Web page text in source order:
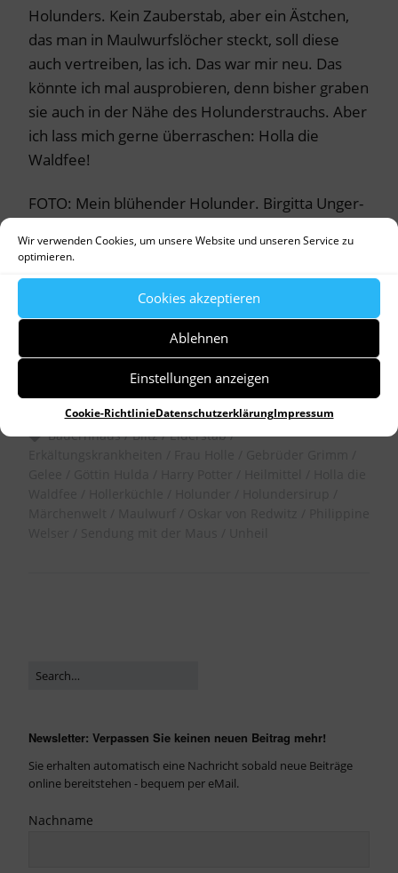
Wir verwenden Cookies, um unsere Website und unseren Service zu
optimieren.
Cookies akzeptieren
Ablehnen
Einstellungen anzeigen
Cookie-RichtlinieDatenschutzerklärungImpressum
Holunders. Kein Zauberstab, aber ein Ästchen,
das man in Maulwurfslöcher steckt, soll diese
auch vertreiben, las ich. Das war mir neu. Das
könnte ich mal ausprobieren, denn bisher graben
sie auch in der Nähe des Holunderstrauchs. Aber
ich lass mich gerne überraschen: Holla die
Waldfee!
FOTO: Mein blühender Holunder. Birgitta Unger-
byDr. Birgitta Unger-Richter
Allgemein
Bauernhaus
Blitz
Elderstab
Newsletter: Verpassen Sie keinen neuen Beitrag mehr!
Sie erhalten automatisch eine Nachricht sobald neue Beiträge
online bereitstehen - bequem per eMail.
Nachname